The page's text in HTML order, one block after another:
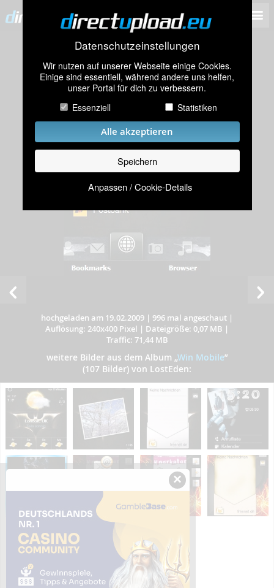
Datenschutzeinstellungen
Wir nutzen auf unserer Webseite einige Cookies.
Einige sind essentiell, während andere uns helfen,
unser Portal für dich zu verbessern.
Essenziell
Statistiken
Alle akzeptieren
Speichern
Anpassen / Cookie-Details
hochgeladen am 19.02.2009 | 996 mal angeschaut |
Auflösung: 240x400 Pixel | Dateigröße: 0,07 MB |
Traffic: 71,44 MB
weitere Bilder aus dem Album „Win Mobile”
(107 Bilder) von LostEden:
×